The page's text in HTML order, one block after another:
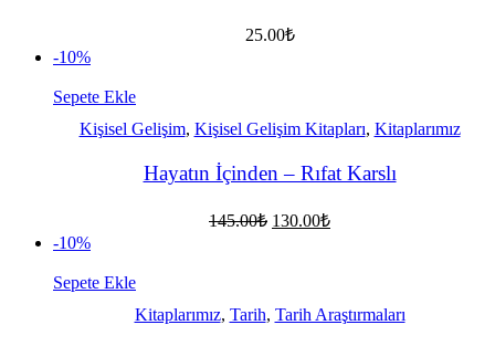
25.00₺
-10%
Sepete Ekle
Kişisel Gelişim, Kişisel Gelişim Kitapları, Kitaplarımız
Hayatın İçinden – Rıfat Karslı
145.00₺ Orijinal
130.00₺Şu
-10%
Sepete Ekle
Kitaplarımız, Tarih, Tarih Araştırmaları